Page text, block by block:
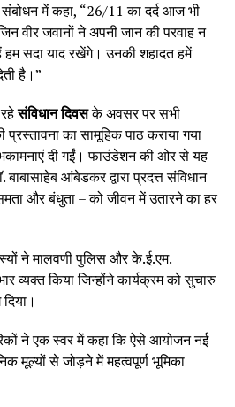
में कहा, “26/11 का दर्द आज भी
वीर जवानों ने अपनी जान की परवाह न
हम सदा याद रखेंगे। उनकी शहादत हमें
है।”
संविधान दिवसके अवसर पर सभी
का सामूहिक पाठ कराया गया
दी गईं। फाउंडेशन की ओर से यह
बाबासाहेब आंबेडकर द्वारा प्रदत्त संविधान
और बंधुता – को जीवन में उतारने का हर
ने मालवणी पुलिस और के.ई.एम.
व्यक्त किया जिन्होंने कार्यक्रम को सुचारु
ने एक स्वर में कहा कि ऐसे आयोजन नई
मूल्यों से जोड़ने में महत्वपूर्ण भूमिका